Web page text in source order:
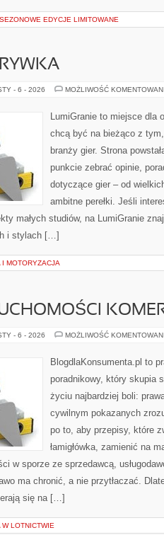
EDYCJE LIMITOWANE
- 6 - 2026 MOŻLIWOŚĆ
LumiGranie to miejsce dla
chcą być na bieżąco z
branży gier. Strona
punkcie zebrać opinie,
dotyczące gier – od
ambitne perełki. Jeśli
małych studiów, na LumiGranie
i stylach […]
MOTORYZACJA
- 6 - 2026 MOŻLIWOŚĆ
BlogdlaKonsumenta.pl to
poradnikowy, który skupia
życiu najbardziej boli:
cywilnym pokazanych
po to, aby przepisy, które
łamigłówka, zamienić na
w sporze ze sprzedawcą,
ma chronić, a nie przytłaczać.
się na […]
LOTNICTWIE